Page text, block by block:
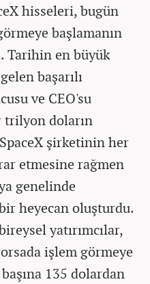
hisseleri, bugün
başlamanın
Tarihin en büyük
başarılı
ve CEO'su
trilyon doların
şirketinin her
etmesine rağmen
genelinde
heyecan oluşturdu.
yatırımcılar,
işlem görmeye
135 dolardan